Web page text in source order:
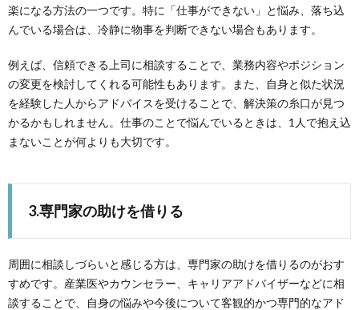
楽になる方法の一つです。特に「仕事ができない」と悩み、落ち込
んでいる場合は、冷静に物事を判断できない場合もあります。
例えば、信頼できる上司に相談することで、業務内容やポジション
の変更を検討してくれる可能性もあります。また、自身と似た状況
を経験した人からアドバイスを受けることで、解決策の糸口が見つ
かるかもしれません。仕事のことで悩んでいるときは、1人で抱え込
まないことが何よりも大切です。
3.専門家の助けを借りる
周囲に相談しづらいと感じる方は、専門家の助けを借りるのがおす
すめです。産業医やカウンセラー、キャリアアドバイザーなどに相
談することで、自身の悩みや今後について客観的かつ専門的なアド